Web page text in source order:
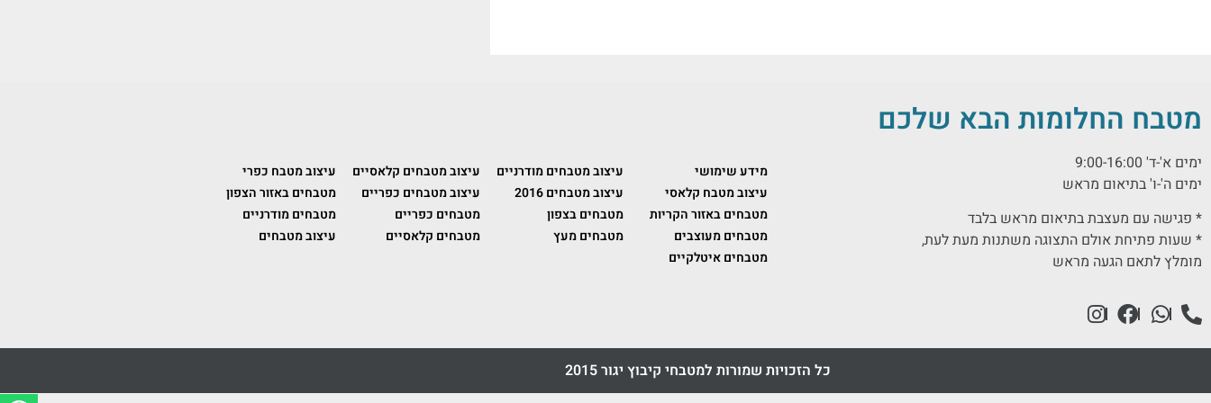
מטבח החלומות הבא שלכם
ימים א'-ד' 9:00-16:00
ימים ה'-ו' בתיאום מראש
* פגישה עם מעצבת בתיאום מראש בלבד
* שעות פתיחת אולם התצוגה משתנות מעת לעת,
מומלץ לתאם הגעה מראש
מידע שימושי עיצוב מטבחים מודרניים עיצוב מטבחים קלאסיים
עיצוב מטבח כפרי
עיצוב מטבח קלאסי
עיצוב מטבחים 2016 עיצוב מטבחים כפריים
מטבחים באזור הצפון
מטבחים באזור הקריות
מטבחים בצפון מטבחים כפריים
מטבחים מודרניים
מטבחים מעוצבים
מטבחים מעץ מטבחים קלאסיים
עיצוב מטבחים
מטבחים איטלקיים
כל הזכויות שמורות למטבחי קיבוץ יגור 2015